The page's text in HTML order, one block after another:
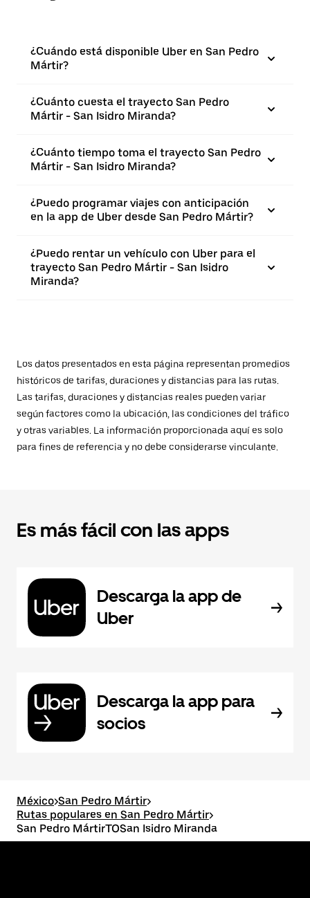
¿Cuándo está disponible Uber en San Pedro
Mártir?
¿Cuánto cuesta el trayecto San Pedro
Mártir - San Isidro Miranda?
¿Cuánto tiempo toma el trayecto San Pedro
Mártir - San Isidro Miranda?
¿Puedo programar viajes con anticipación
en la app de Uber desde San Pedro Mártir?
¿Puedo rentar un vehículo con Uber para el
trayecto San Pedro Mártir - San Isidro
Miranda?
Los datos presentados en esta página representan promedios
históricos de tarifas, duraciones y distancias para las rutas.
Las tarifas, duraciones y distancias reales pueden variar
según factores como la ubicación, las condiciones del tráfico
y otras variables. La información proporcionada aquí es solo
para fines de referencia y no debe considerarse vinculante.
Es más fácil con las apps
Descarga la app de
Uber
Descarga la app para
socios
México>San Pedro Mártir>
Rutas populares en San Pedro Mártir>
San Pedro MártirTOSan Isidro Miranda